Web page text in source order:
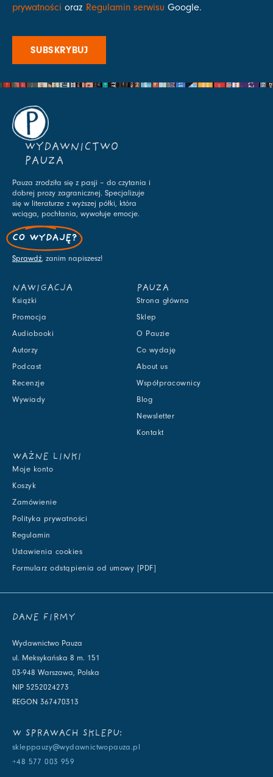
prywatności oraz Regulamin serwisu Google.
SUBSKRYBUJ
WYDAWNICTWO
PAUZA
Pauza zrodziła się z pasji – do czytania i
dobrej prozy zagranicznej. Specjalizuje
się w literaturze z wyższej półki, która
wciąga, pochłania, wywołuje emocje.
CO WYDAJĘ?
Sprawdź, zanim napiszesz!
NAWIGACJA
Książki
Promocja
Audiobooki
Autorzy
Podcast
Recenzje
Wywiady
PAUZA
Strona główna
Sklep
O Pauzie
Co wydaję
About us
Współpracownicy
Blog
Newsletter
Kontakt
WAŻNE LINKI
Moje konto
Koszyk
Zamówienie
Polityka prywatności
Regulamin
Ustawienia cookies
Formularz odstąpienia od umowy [PDF]
DANE FIRMY
Wydawnictwo Pauza
ul. Meksykańska 8 m. 151
03-948 Warszawa, Polska
NIP 5252024273
REGON 367470313
W SPRAWACH SKLEPU:
skleppauzy@wydawnictwopauza.pl
+48 577 003 959